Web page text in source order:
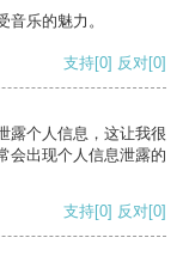
乐的魅力。
支持[0] 反对[0]
露个人信息，这让我很
会出现个人信息泄露的
支持[0] 反对[0]